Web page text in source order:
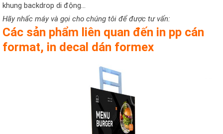
khung backdrop di động…
Hãy nhấc máy và gọi cho chúng tôi để được tư vấn:
Các sản phẩm liên quan đến in pp cán
format, in decal dán formex